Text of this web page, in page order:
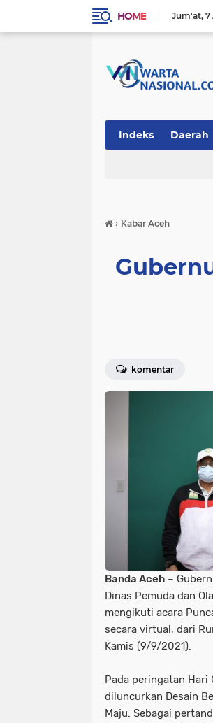
HOME Jum'at 7
Indeks Daerah
› Kabar Aceh
komentar
Banda Aceh –
Dinas Pemuda dan
mengikuti acara
secara virtual, dari
Kamis (9/9/2021).
Pada peringatan
diluncurkan Desain
Maju. Sebagai